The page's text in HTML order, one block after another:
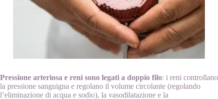
Pressione arteriosa e reni sono legati a doppio filo: i reni controllano
la pressione sanguigna e regolano il volume circolante (regolando
l’eliminazione di acqua e sodio), la vasodilatazione e la